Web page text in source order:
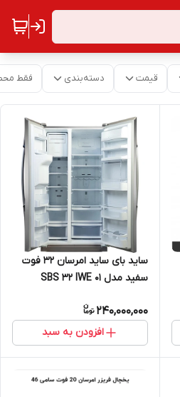
قیمت دسته‌بندی فقط
ساید بای ساید امرسان 32 فوت
سفید مدل SBS 32 IWE 01
240,000,000
افزودن به سبد